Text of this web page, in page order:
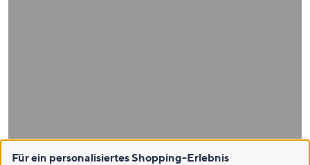
Für ein personalisiertes Shopping-Erlebnis